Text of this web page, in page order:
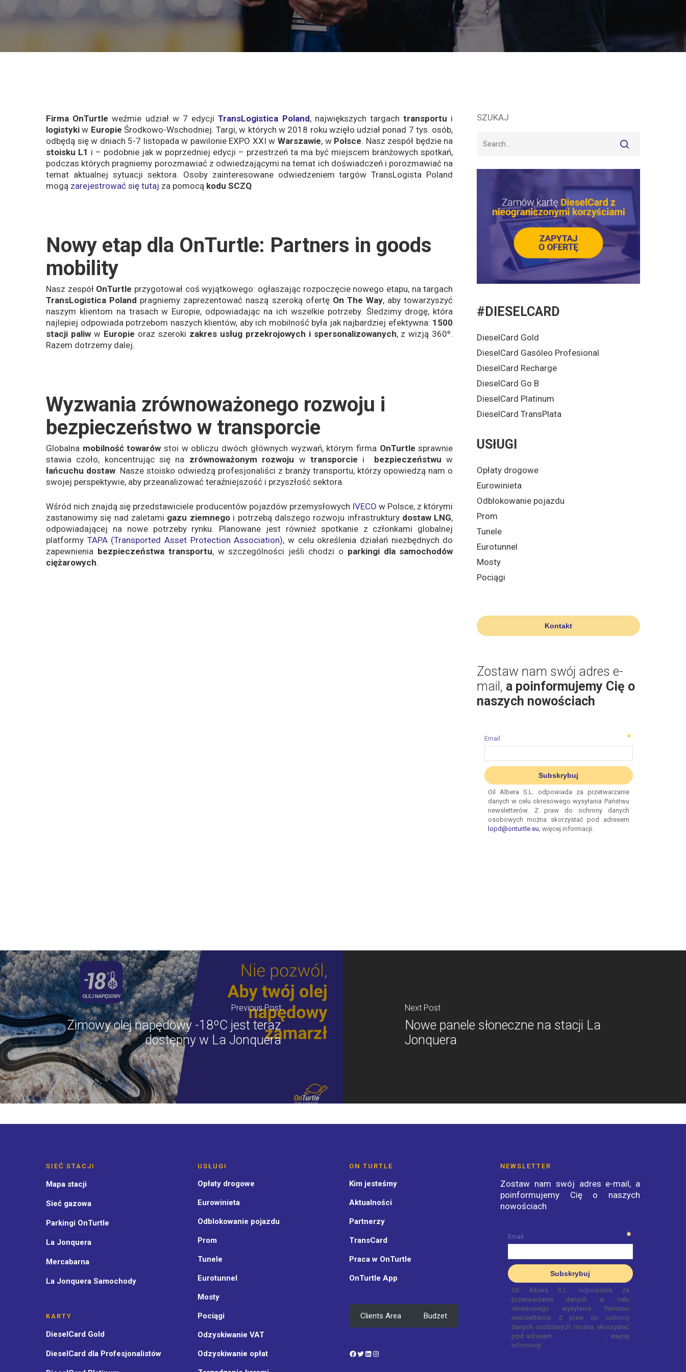
Firma OnTurtle weźmie udział w 7 edycjiTransLogistica Poland, największych targachtransportu i
logistyki w Europie Środkowo-Wschodniej. Targi, w których w 2018 roku wzięło udział ponad 7 tys. osób,
odbędą się w dniach 5-7 listopada w pawilonie EXPO XXI wWarszawie, w Polsce. Nasz zespół będzie na
stoisku L1 i – podobnie jak w poprzedniej edycji – przestrzeń ta ma być miejscem branżowych spotkań,
podczas których pragniemy porozmawiać z odwiedzającymi na temat ich doświadczeń i porozmawiać na
temat aktualnej sytuacji sektora. Osoby zainteresowane odwiedzeniem targów TransLogista Poland
mogą zarejestrować się tutaj za pomocą kodu SCZQ
Nowy etap dla OnTurtle: Partners in goods
mobility
Nasz zespół OnTurtle przygotował coś wyjątkowego: ogłaszając rozpoczęcie nowego etapu, na targach
TransLogistica Poland pragniemy zaprezentować naszą szeroką ofertę On The Way, aby towarzyszyć
naszym klientom na trasach w Europie, odpowiadając na ich wszelkie potrzeby. Śledzimy drogę, która
najlepiej odpowiada potrzebom naszych klientów, aby ich mobilność była jak najbardziej efektywna: 1500
stacji paliww Europie oraz szeroki zakres usług przekrojowych i spersonalizowanych, z wizją 360º.
Razem dotrzemy dalej.
Wyzwania zrównoważonego rozwoju i
bezpieczeństwo w transporcie
Globalna mobilność towarów stoi w obliczu dwóch głównych wyzwań, którym firma OnTurtle sprawnie
stawia czoło, koncentrując się na zrównoważonym rozwoju w transporcie i bezpieczeństwu w
łańcuchu dostaw. Nasze stoisko odwiedzą profesjonaliści z branży transportu, którzy opowiedzą nam o
swojej perspektywie, aby przeanalizować teraźniejszość i przyszłość sektora.
Wśród nich znajdą się przedstawiciele producentów pojazdów przemysłowych IVECO w Polsce, z którymi
zastanowimy się nad zaletami gazu ziemnegoi potrzebą dalszego rozwoju infrastruktury dostaw LNG,
odpowiadającej na nowe potrzeby rynku. Planowane jest również spotkanie z członkami globalnej
platformy TAPA (Transported Asset Protection Association), w celu określenia działań niezbędnych do
zapewnienia bezpieczeństwa transportu, w szczególności jeśli chodzi o parkingi dla samochodów
ciężarowych.
SZUKAJ
#DIESELCARD
DieselCard Gold
DieselCard Gasóleo Profesional
DieselCard Recharge
DieselCard Go B
DieselCard Platinum
DieselCard TransPlata
USłUGI
Opłaty drogowe
Eurowinieta
Odblokowanie pojazdu
Prom
Tunele
Eurotunnel
Mosty
Pociągi
Kontakt
Zostaw nam swój adres e-
mail, a poinformujemy Cię o
naszych nowościach
Previous Post
Zimowy olej napędowy -18ºC jest teraz
dostępny w La Jonquera
Next Post
Nowe panele słoneczne na stacji La
Jonquera
SIEĆ STACJI
Mapa stacji
Sieć gazowa
Parkingi OnTurtle
La Jonquera
Mercabarna
La Jonquera Samochody
KARTY
DieselCard Gold
DieselCard dla Profesjonalistów
USŁUGI
Opłaty drogowe
Eurowinieta
Odblokowanie pojazdu
Prom
Tunele
Eurotunnel
Mosty
Pociągi
Odzyskiwanie VAT
Odzyskiwanie opłat
ON TURTLE
Kim jesteśmy
Aktualności
Partnerzy
TransCard
Praca w OnTurtle
OnTurtle App
Clients Area Budzet
Facebook
Twitter
LinkedIn
NEWSLETTER
Zostaw nam swój adres e-mail, a
poinformujemy Cię o naszych
nowościach